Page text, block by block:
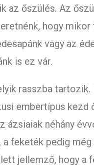
az őszülés. Az
hogy
vagy az
is ez vár.
rasszba tartozik.
embertípus kezd
ázsiaiak néhány
feketék pedig
jellemző, hogy a